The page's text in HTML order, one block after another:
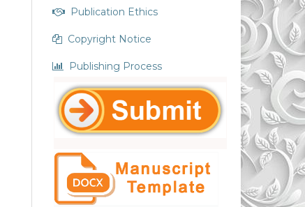
Publication Ethics
Copyright Notice
Publishing Process